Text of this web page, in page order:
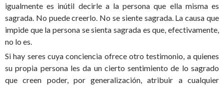
igualmente es inútil decirle a la persona que ella misma es
sagrada. No puede creerlo. No se siente sagrada. La causa que
impide que la persona se sienta sagrada es que, efectivamente,
no lo es.
Si hay seres cuya conciencia ofrece otro testimonio, a quienes
su propia persona les da un cierto sentimiento de lo sagrado
que creen poder, por generalización, atribuir a cualquier